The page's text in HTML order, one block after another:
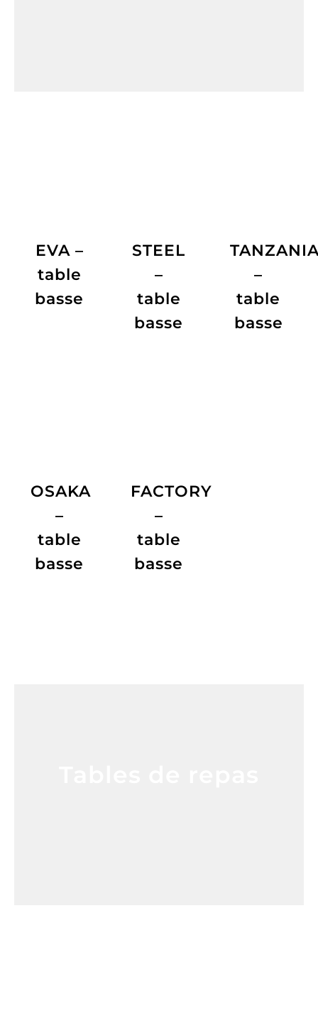
EVA –
table
basse
STEEL
–
table
basse
–
table
basse
OSAKA
–
table
basse
FACTORY
–
table
basse